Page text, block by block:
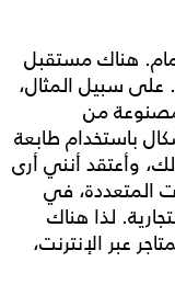
هناك مستقبل
سبيل المثال،
من
باستخدام طابعة
وأعتقد أنني أرى
المتعددة، في
لذا هناك
عبر الإنترنت،